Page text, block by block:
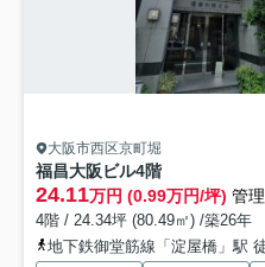
大阪市西区京町堀
福昌大阪ビル4階
24.11万円 (0.99万円/坪) 管
4階 / 24.34坪 (80.49㎡) /築26年
地下鉄御堂筋線「淀屋橋」駅